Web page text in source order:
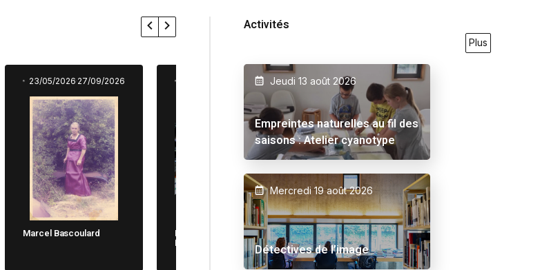
23/05/2026 27/09/2026
Marcel Bascoulard
27/09/2026
Michela Cane. Chi Ama
Non Dimentica
23/05/2026 27/09/2026
Alex Schuurbiers.
Placeholder
Activités
Plus
Jeudi 13 août 2026
Empreintes naturelles au fil des
saisons : Atelier cyanotype
Mercredi 19 août 2026
Détectives de l’image